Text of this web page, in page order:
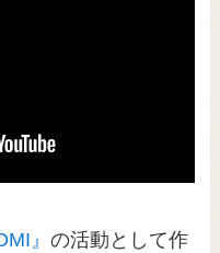
』の活動として作